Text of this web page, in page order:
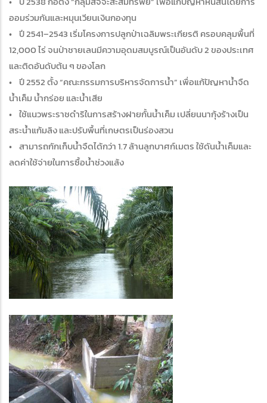
ออมร่วมกันและหมุนเวียนเงินกองทุน
• ปี 2541–2543 เริ่มโครงการปลูกป่าเฉลิมพระเกียรติ ครอบคลุมพื้นที่
12,000 ไร่ จนป่าชายเลนมีความอุดมสมบูรณ์เป็นอันดับ 2 ของประเทศ
และติดอันดับต้น ๆ ของโลก
• ปี 2552 ตั้ง “คณะกรรมการบริหารจัดการน้ำ” เพื่อแก้ปัญหาน้ำจืด
น้ำเค็ม น้ำกร่อย และน้ำเสีย
• ใช้แนวพระราชดำริในการสร้างฝายกั้นน้ำเค็ม เปลี่ยนนากุ้งร้างเป็น
สระน้ำแก้มลิง และปรับพื้นที่เกษตรเป็นร่องสวน
• สามารถกักเก็บน้ำจืดได้กว่า 1.7 ล้านลูกบาศก์เมตร ใช้ดันน้ำเค็มและ
ลดค่าใช้จ่ายในการซื้อน้ำช่วงแล้ง